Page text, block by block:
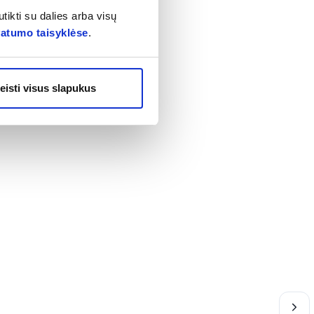
su dalies arba visų
taisyklėse.
visus slapukus
simptomus,
reikėtų vartoti
vartojamais